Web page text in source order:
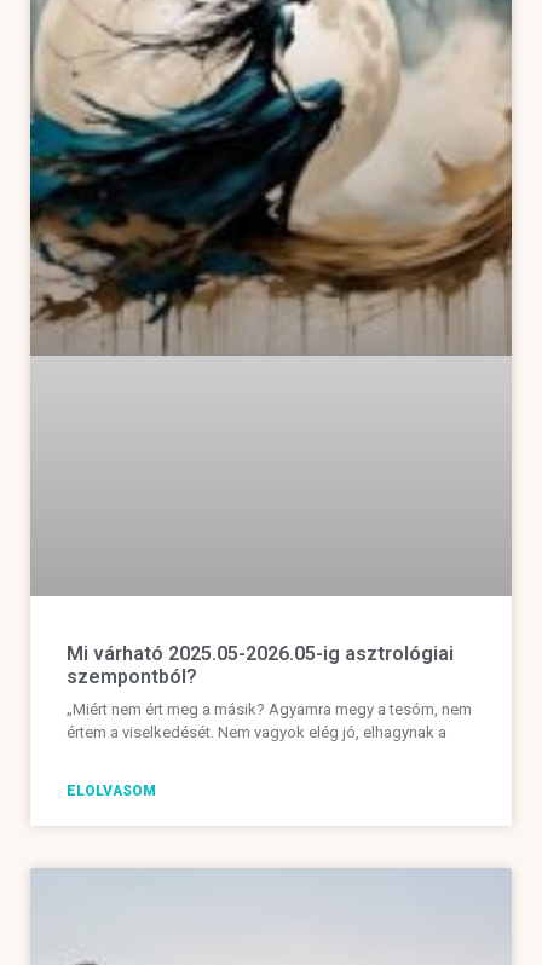
Mi várható 2025.05-2026.05-ig asztrológiai
szempontból?
„Miért nem ért meg a másik? Agyamra megy a tesóm, nem
értem a viselkedését. Nem vagyok elég jó, elhagynak a
ELOLVASOM